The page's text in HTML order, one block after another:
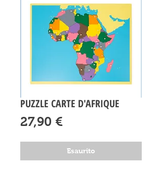
PUZZLE CARTE D'AFRIQUE
27,90 €
Esaurito